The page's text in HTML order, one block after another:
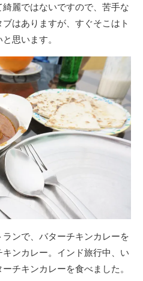
麗ではないですので、苦手な
はありますが、すぐそこはト
思います。
ンで、バターチキンカレーを
ンカレー。インド旅行中、い
チキンカレーを食べました。